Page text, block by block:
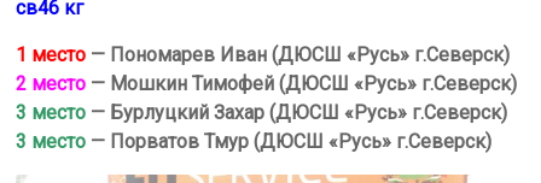
св46 кг
1 место — Пономарев Иван (ДЮСШ «Русь» г.Северск)
2 место — Мошкин Тимофей (ДЮСШ «Русь» г.Северск)
3 место — Бурлуцкий Захар (ДЮСШ «Русь» г.Северск)
3 место — Порватов Тмур (ДЮСШ «Русь» г.Северск)